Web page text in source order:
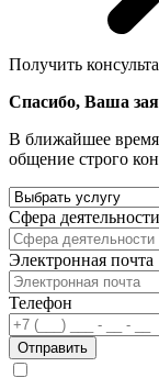
Получить
Спасибо, Ваша
В ближайшее
общение строго
Сфера деятельности
Электронная почта
Телефон
Отправить